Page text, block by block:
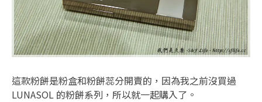
這款粉餅是粉盒和粉餅蕊分開賣的，因為我之前沒買過
LUNASOL 的粉餅系列，所以就一起購入了。